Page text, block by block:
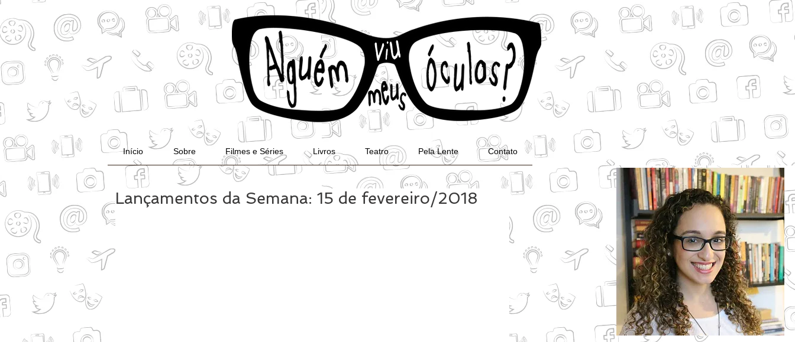
Lançamentos da Semana: 15 de fevereiro/2018
Início Sobre Filmes e Séries Livros Teatro Pela Lente Contato